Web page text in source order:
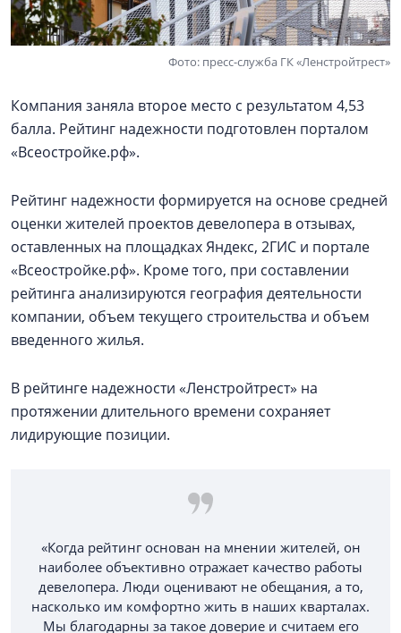
Фото: пресс-служба ГК «Ленстройтрест»
Компания заняла второе место с результатом 4,53
балла. Рейтинг надежности подготовлен порталом
«Всеостройке.рф».
Рейтинг надежности формируется на основе средней
оценки жителей проектов девелопера в отзывах,
оставленных на площадках Яндекс, 2ГИС и портале
«Всеостройке.рф». Кроме того, при составлении
рейтинга анализируются география деятельности
компании, объем текущего строительства и объем
введенного жилья.
В рейтинге надежности «Ленстройтрест» на
протяжении длительного времени сохраняет
лидирующие позиции.
«Когда рейтинг основан на мнении жителей, он
наиболее объективно отражает качество работы
девелопера. Люди оценивают не обещания, а то,
насколько им комфортно жить в наших кварталах.
Мы благодарны за такое доверие и считаем его